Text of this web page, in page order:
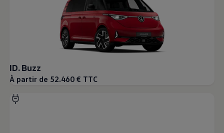
ID. Buzz
À partir de 52.460 € TTC